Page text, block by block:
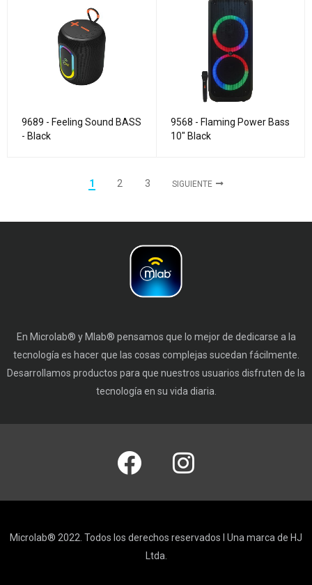
9689 - Feeling Sound BASS
- Black
9568 - Flaming Power Bass
10" Black
1 2 3 SIGUIENTE
En Microlab® y Mlab® pensamos que lo mejor de dedicarse a la
tecnología es hacer que las cosas complejas sucedan fácilmente.
Desarrollamos productos para que nuestros usuarios disfruten de la
tecnología en su vida diaria.
Microlab® 2022. Todos los derechos reservados I Una marca de HJ
Ltda.